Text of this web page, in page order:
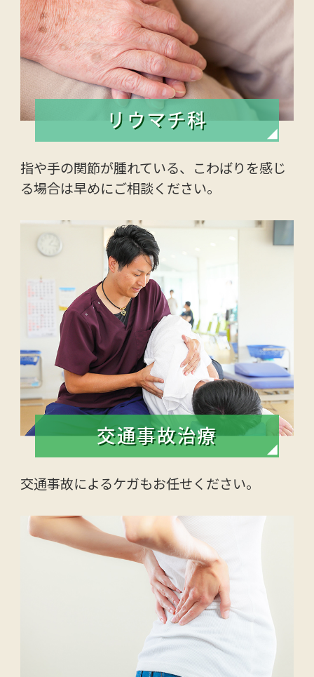
リウマチ科
指や手の関節が腫れている、こわばりを感じ
る場合は早めにご相談ください。
交通事故治療
交通事故によるケガもお任せください。